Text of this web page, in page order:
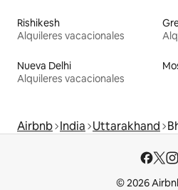
Rishikesh
Alquileres vacacionales
Nueva Delhi
Alquileres vacacionales
Airbnb India Uttarakhand
© 2026